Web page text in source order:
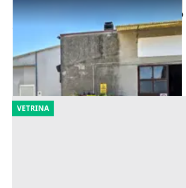
Asta Capannone artigianale ad
Costa di Rovigo (Rovigo)
Offerta minima
16.875 €
14/09/2026
VETRINA